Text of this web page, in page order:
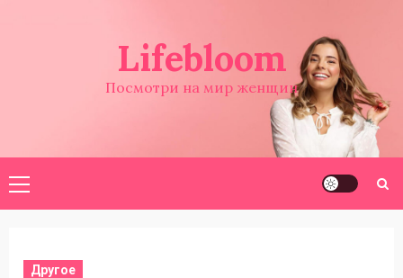
Lifebloom
Посмотри на мир женщин
Основное
меню
Другое